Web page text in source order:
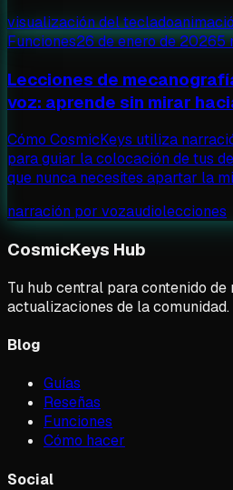
visualización del teclado
Funciones26 de enero de 20265
Lecciones de
voz: aprende sin mirar
Cómo CosmicKeys utiliza
para guiar la colocación de tus
que nunca necesites apartar la
narración por vozaudiolecciones
CosmicKeys Hub
Tu hub central para contenido de
actualizaciones de la comunidad.
Blog
Guías
Reseñas
Funciones
Cómo hacer
Social